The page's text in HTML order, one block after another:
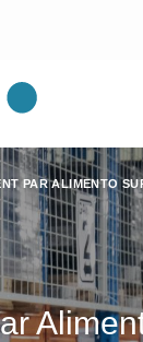
PAR ALIMENTO